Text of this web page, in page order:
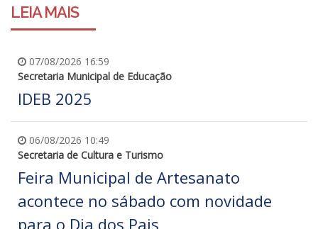
LEIA MAIS
07/08/2026 16:59
Secretaria Municipal de Educação
IDEB 2025
06/08/2026 10:49
Secretaria de Cultura e Turismo
Feira Municipal de Artesanato
acontece no sábado com novidade
para o Dia dos Pais